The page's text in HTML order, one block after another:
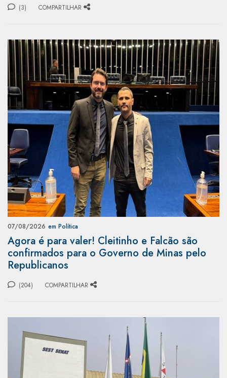
(3) COMPARTILHAR
07/08/2026 em Política
Agora é para valer! Cleitinho e Falcão são
confirmados para o Governo de Minas pelo
Republicanos
(204) COMPARTILHAR